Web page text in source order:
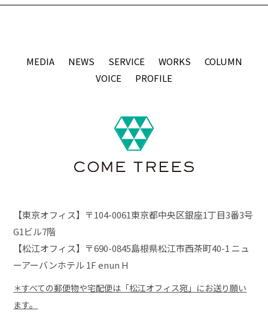
MEDIA NEWS SERVICE WORKS
COLUMN
VOICE
PROFILE
【東京オフィス】〒104-0061東京都中央区銀座1丁目3番3号
G1ビル7階
【松江オフィス】〒690-0845島根県松江市西茶町40-1 ニュ
ーアーバンホテル 1F enun H
＊すべての郵便物や宅配便は「松江オフィス宛」にお送り願い
ます。